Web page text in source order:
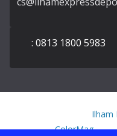
: 0813 1800 5983
Ilham
Theme:ColorMagby